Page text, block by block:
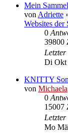
Mein
von Adriette
Websites
0
39800
Di Okt
KNITTY
von Michaela
0
15007
Mo